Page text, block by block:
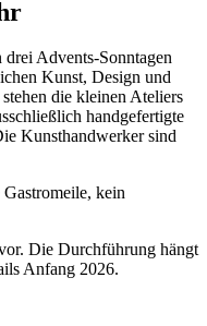
drei Advents-Sonntagen
Kunst, Design und
die kleinen Ateliers
handgefertigte
Kunsthandwerker sind
kein
Die Durchführung hängt
Anfang 2026.